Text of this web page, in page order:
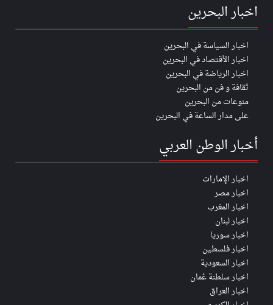
اخبار البحرين
اخبار السياسة في البحرين
اخبار الأقتصاد في البحرين
اخبار الرياضة في البحرين
ثقافة و فن من البحرين
منوعات من البحرين
على مدار الساعة في البحرين
أخبار الوطن العربي
اخبار الإمارات
اخبار مصر
اخبار المغرب
اخبار لبنان
اخبار سوريا
اخبار فلسطين
اخبار السعودية
اخبار سلطنة عُمان
اخبار العراق